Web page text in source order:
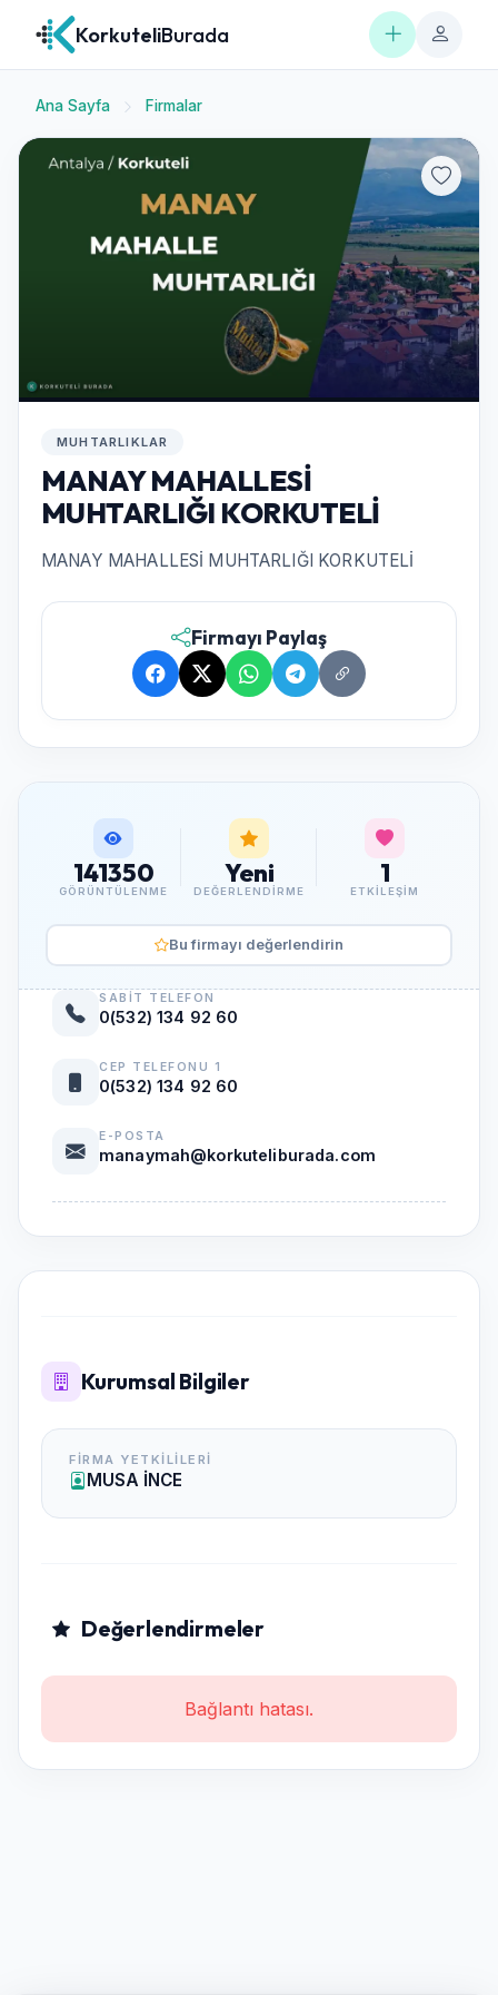
KorkuteliBurada
Ana Sayfa Firmalar
MUHTARLIKLAR
MANAY MAHALLESİ
MUHTARLIĞI KORKUTELİ
MANAY MAHALLESİ MUHTARLIĞI KORKUTELİ
Firmayı Paylaş
Kurumsal Bilgiler
FIRMA YETKILILERI
MUSA İNCE
Değerlendirmeler
Bağlantı hatası.
141350
GÖRÜNTÜLENME
Yeni
DEĞERLENDIRME
1
ETKILEŞIM
Bu firmayı değerlendirin
SABIT TELEFON
0(532) 134 92 60
CEP TELEFONU 1
0(532) 134 92 60
E-POSTA
manaymah@korkuteliburada.com